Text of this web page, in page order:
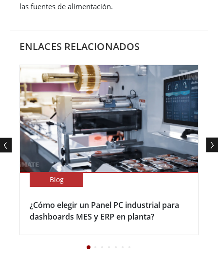
las fuentes de alimentación.
ENLACES RELACIONADOS
Blog
¿Cómo elegir un Panel PC industrial para
dashboards MES y ERP en planta?